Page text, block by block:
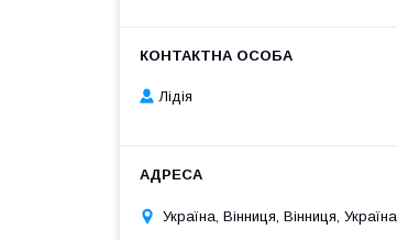
Лідія
Україна, Вінниця, Вінниця, Україна